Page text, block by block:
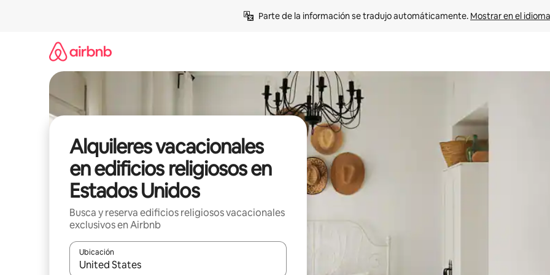
Parte de la información se tradujo automáticamente. Mostrar en el
Alquileres vacacionales
en edificios religiosos en
Estados Unidos
Busca y reserva edificios religiosos vacacionales
exclusivos en Airbnb
Ubicación
Cuando los resultados estén disponibles, navega con las teclas de flecha hacia arriba y hacia abajo o explora con el